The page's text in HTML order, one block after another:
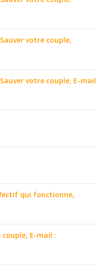
votre couple,
votre couple, E-mail
qui fonctionne,
E-mail :